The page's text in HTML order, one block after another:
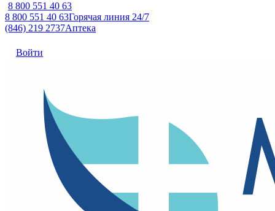
8 800 551 40 63
8 800 551 40 63Горячая линия 24/7
(846) 219 2737Аптека
Войти